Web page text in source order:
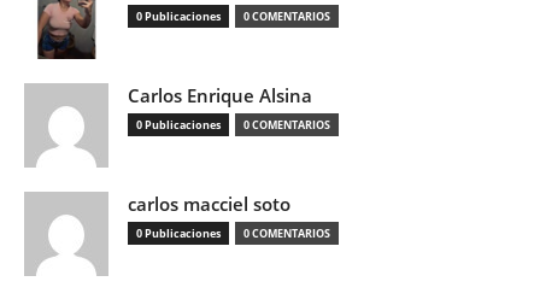
0 Publicaciones 0 COMENTARIOS
Carlos Enrique Alsina
0 Publicaciones 0 COMENTARIOS
carlos macciel soto
0 Publicaciones 0 COMENTARIOS